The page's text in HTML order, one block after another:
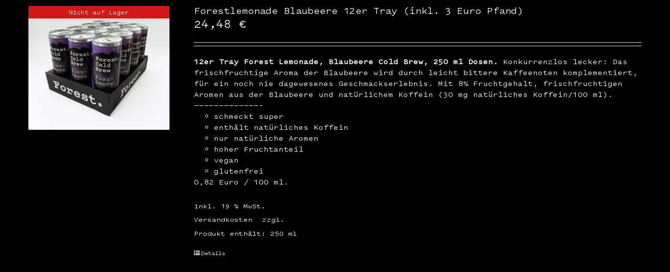
Nicht auf Lager Forestlemonade Blaubeere 12er Tray (inkl. 3 Euro Pfand)
24,48 €
12er Tray Forest Lemonade, Blaubeere Cold Brew, 250 ml Dosen.
Konkurrenzlos lecker: Das
frischfruchtige Aroma der Blaubeere wird durch leicht bittere Kaffeenoten komplementiert,
für ein noch nie dagewesenes Geschmackserlebnis. Mit 8% Fruchtgehalt, frischfruchtigen
Aromen aus der Blaubeere und natürlichem Koffein (30 mg natürliches Koffein/100 ml).
—————————————–
schmeckt super
enthält natürliches Koffein
nur natürliche Aromen
hoher Fruchtanteil
vegan
glutenfrei
0,82 Euro / 100 ml.
inkl. 19 % MwSt.
zzgl.
Versandkosten
Produkt enthält: 250 ml
Details